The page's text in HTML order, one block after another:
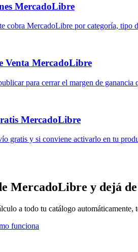
MercadoLibre
cobra MercadoLibre por categoría, tipo
Venta MercadoLibre
para cerrar el margen de ganancia
MercadoLibre
gratis y si conviene activarlo en tu
MercadoLibre y dejá
a todo tu catálogo
funciona